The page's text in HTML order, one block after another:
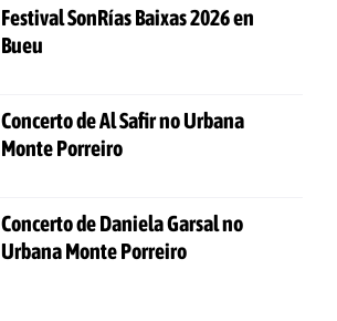
Festival SonRías Baixas 2026 en
Bueu
Concerto de Al Safir no Urbana
Monte Porreiro
Concerto de Daniela Garsal no
Urbana Monte Porreiro